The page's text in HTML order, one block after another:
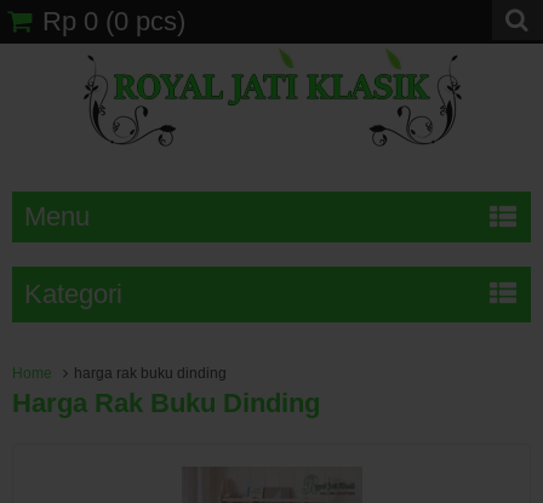
Rp 0 (0 pcs)
Menu
Kategori
Home harga rak buku dinding
Harga Rak Buku Dinding